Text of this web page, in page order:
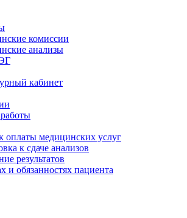
комиссии
анализы
кабинет
оплаты медицинских услуг
к сдаче анализов
результатов
и обязанностях пациента